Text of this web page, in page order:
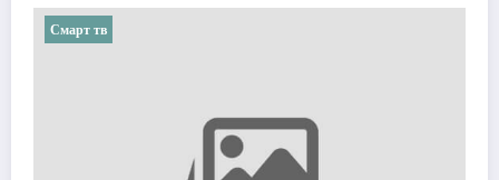
Смарт тв